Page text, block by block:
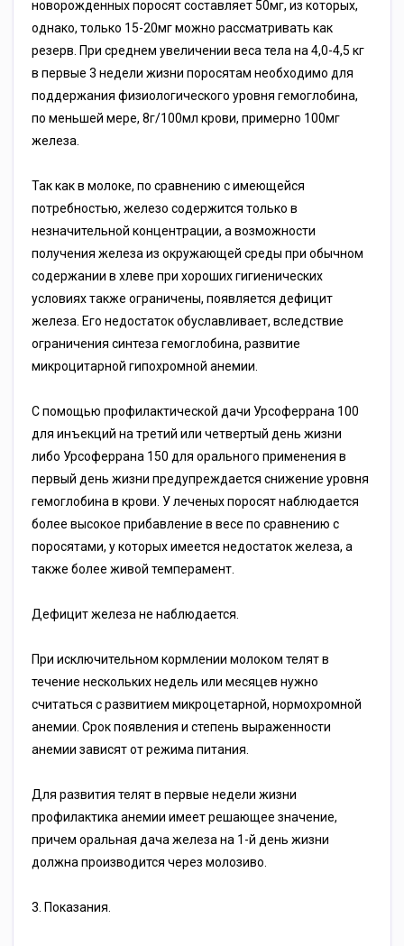
новорожденных поросят составляет 50мг, из которых,
однако, только 15-20мг можно рассматривать как
резерв. При среднем увеличении веса тела на 4,0-4,5 кг
в первые 3 недели жизни поросятам необходимо для
поддержания физиологического уровня гемоглобина,
по меньшей мере, 8г/100мл крови, примерно 100мг
железа.
Так как в молоке, по сравнению с имеющейся
потребностью, железо содержится только в
незначительной концентрации, а возможности
получения железа из окружающей среды при обычном
содержании в хлеве при хороших гигиенических
условиях также ограничены, появляется дефицит
железа. Его недостаток обуславливает, вследствие
ограничения синтеза гемоглобина, развитие
микроцитарной гипохромной анемии.
С помощью профилактической дачи Урсоферрана 100
для инъекций на третий или четвертый день жизни
либо Урсоферрана 150 для орального применения в
первый день жизни предупреждается снижение уровня
гемоглобина в крови. У леченых поросят наблюдается
более высокое прибавление в весе по сравнению с
поросятами, у которых имеется недостаток железа, а
также более живой темперамент.
Дефицит железа не наблюдается.
При исключительном кормлении молоком телят в
течение нескольких недель или месяцев нужно
считаться с развитием микроцетарной, нормохромной
анемии. Срок появления и степень выраженности
анемии зависят от режима питания.
Для развития телят в первые недели жизни
профилактика анемии имеет решающее значение,
причем оральная дача железа на 1-й день жизни
должна производится через молозиво.
3. Показания.